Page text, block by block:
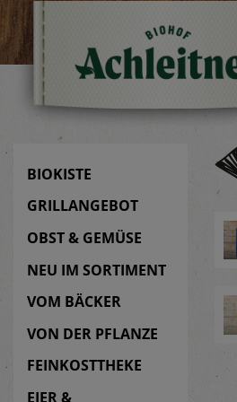
BIOKISTE
GRILLANGEBOT
OBST & GEMÜSE
NEU IM SORTIMENT
VOM BÄCKER
VON DER PFLANZE
FEINKOSTTHEKE
EIER &